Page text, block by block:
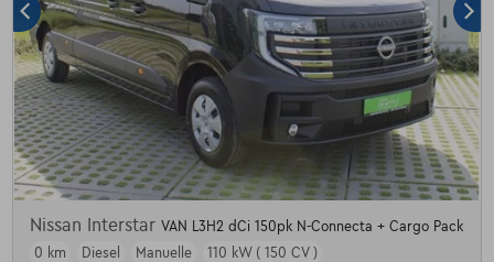
Nissan Interstar VAN L3H2 dCi 150pk N-Connecta + Cargo Pack
0 km
Diesel Manuelle 110 kW ( 150 CV )